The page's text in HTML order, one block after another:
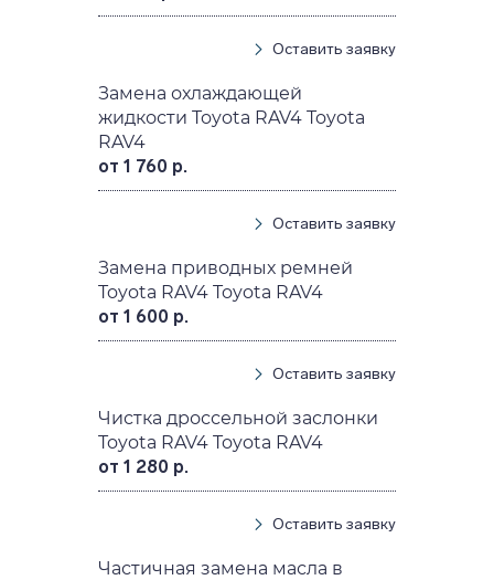
Оставить заявку
Замена охлаждающей
жидкости Toyota RAV4 Toyota
RAV4
от 1 760 р.
Оставить заявку
Замена приводных ремней
Toyota RAV4 Toyota RAV4
от 1 600 р.
Оставить заявку
Чистка дроссельной заслонки
Toyota RAV4 Toyota RAV4
от 1 280 р.
Оставить заявку
Частичная замена масла в